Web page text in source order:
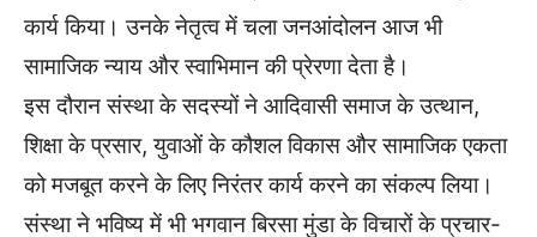
कार्य किया। उनके नेतृत्व में चला जनआंदोलन आज भी
सामाजिक न्याय और स्वाभिमान की प्रेरणा देता है।
इस दौरान संस्था के सदस्यों ने आदिवासी समाज के उत्थान,
शिक्षा के प्रसार, युवाओं के कौशल विकास और सामाजिक एकता
को मजबूत करने के लिए निरंतर कार्य करने का संकल्प लिया।
संस्था ने भविष्य में भी भगवान बिरसा मुंडा के विचारों के प्रचार-